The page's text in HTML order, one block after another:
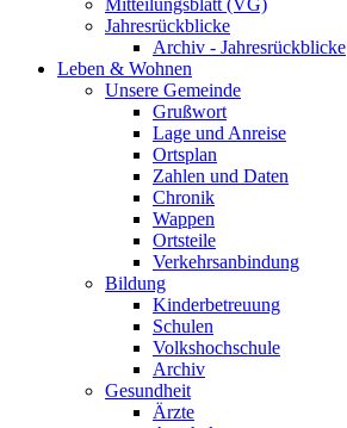
Mitteilungsblatt (VG)
Jahresrückblicke
Archiv - Jahresrückblicke
Leben & Wohnen
Unsere Gemeinde
Grußwort
Lage und Anreise
Ortsplan
Zahlen und Daten
Chronik
Wappen
Ortsteile
Verkehrsanbindung
Bildung
Kinderbetreuung
Schulen
Volkshochschule
Archiv
Gesundheit
Ärzte